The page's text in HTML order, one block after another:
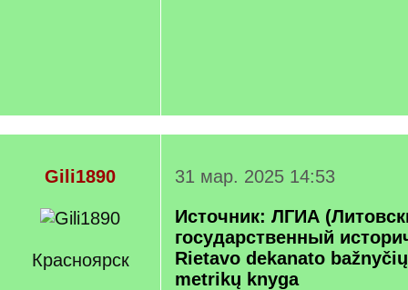
Gili1890
Красноярск
31 мар. 2025 14:53
Источник: ЛГИА
государственный
Rietavo dekanato
metrikų knyga